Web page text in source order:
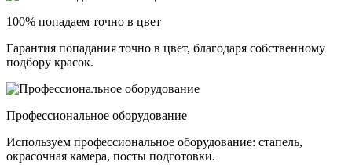
100% попадаем точно в цвет
Гарантия попадания точно в цвет, благодаря собственному
подбору красок.
Профессиональное оборудование
Используем профессиональное оборудование: стапель,
окрасочная камера, посты подготовки.